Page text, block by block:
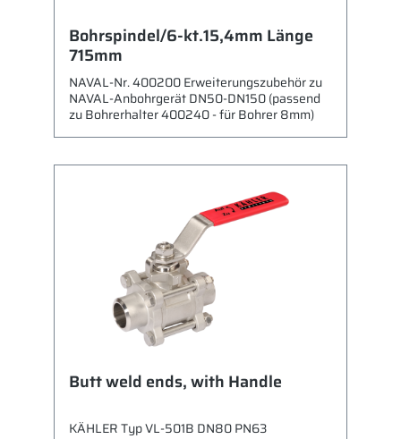
Bohrspindel/6-kt.15,4mm Länge
715mm
NAVAL-Nr. 400200 Erweiterungszubehör zu
NAVAL-Anbohrgerät DN50-DN150 (passend
zu Bohrerhalter 400240 - für Bohrer 8mm)
Butt weld ends, with Handle
KÄHLER Typ VL-501B DN80 PN63